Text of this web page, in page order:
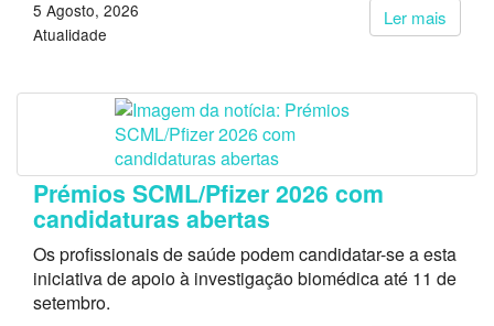
Ler mais
5 Agosto, 2026
Atualidade
Prémios SCML/Pfizer 2026 com
candidaturas abertas
Os profissionais de saúde podem candidatar-se a esta
iniciativa de apoio à investigação biomédica até 11 de
setembro.